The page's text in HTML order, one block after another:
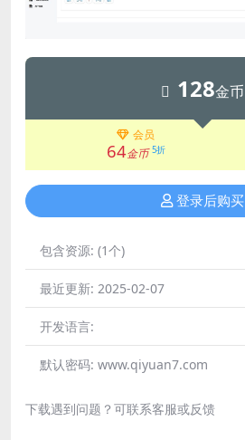
128金币
会员
64金币 5折
登录后购买
包含资源: (1个)
最近更新: 2025-02-07
开发语言:
默认密码: www.qiyuan7.com
下载遇到问题？可联系客服或反馈